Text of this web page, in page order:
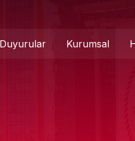
Duyurular Kurumsal